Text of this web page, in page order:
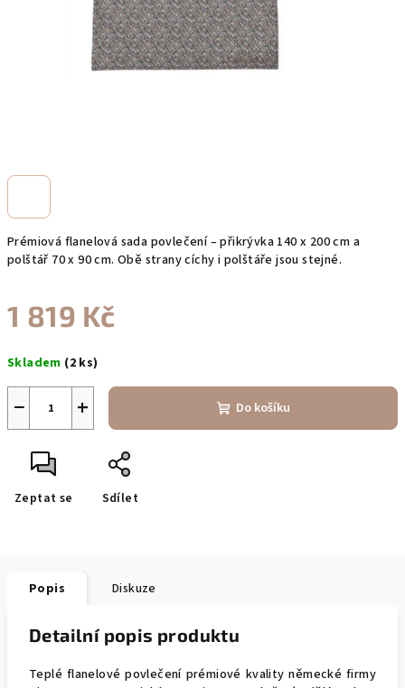
Prémiová flanelová sada povlečení – přikrývka 140 x 200 cm a
polštář 70 x 90 cm. Obě strany cíchy i polštáře jsou stejné.
1 819 Kč
cena:
Skladem (2 ks)
+
− Do košíku
Zeptat se Sdílet
Popis Diskuze
Detailní popis produktu
Teplé flanelové povlečení prémiové kvality německé firmy